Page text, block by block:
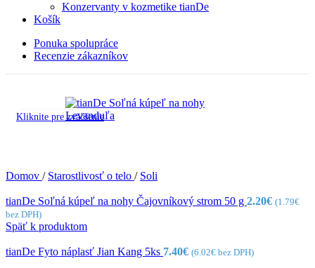
Konzervanty v kozmetike tianDe
Košík
Ponuka spolupráce
Recenzie zákazníkov
Kliknite pre zväčšenie
Domov / Starostlivosť o telo / Soli
tianDe Soľná kúpeľ na nohy Čajovníkový strom 50 g 2.20€ (1.79€
bez DPH)
Späť k produktom
tianDe Fyto náplasť Jian Kang 5ks 7.40€ (6.02€ bez DPH)